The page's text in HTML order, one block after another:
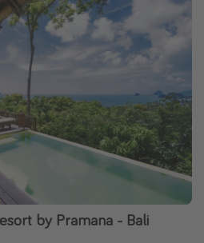
by Pramana - Bali